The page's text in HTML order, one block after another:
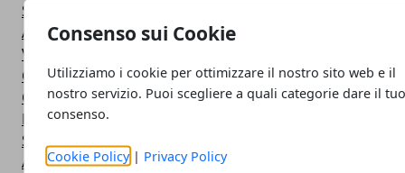
Consenso sui Cookie
Utilizziamo i cookie per ottimizzare il nostro sito web e il
nostro servizio. Puoi scegliere a quali categorie dare il
consenso.
Cookie Policy | Privacy Policy
Stati Whatsapp
Applicazioni
Viaggi
Galaxy Note 5
Google Play
Fotografia
Stile di vita
Antivirus